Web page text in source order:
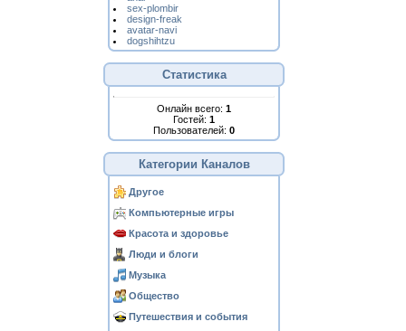
sex-plombir
design-freak
avatar-navi
dogshihtzu
Статистика
Онлайн всего: 1
Гостей: 1
Пользователей: 0
Категории Каналов
Другое
Компьютерные игры
Красота и здоровье
Люди и блоги
Музыка
Общество
Путешествия и события